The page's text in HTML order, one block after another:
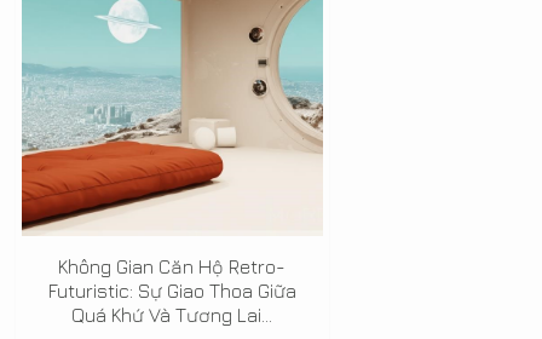
Không Gian Căn Hộ Retro-
Futuristic: Sự Giao Thoa Giữa
Quá Khứ Và Tương Lai...